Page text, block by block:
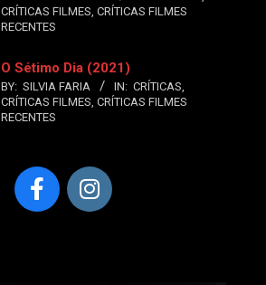
CRÍTICAS FILMES CRÍTICAS FILMES
RECENTES
O Sétimo Dia (2021)
BY: SILVIA FARIA IN: CRÍTICAS
CRÍTICAS FILMES CRÍTICAS FILMES
RECENTES